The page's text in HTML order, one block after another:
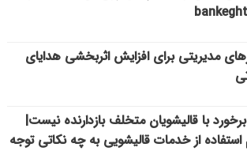
مدیریتی برای افزایش اثربخشی هدایای
با قالیشویان متخلف بازدارنده نیست|
استفاده از خدمات قالیشویی به چه نکاتی توجه